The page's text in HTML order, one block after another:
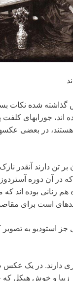
گذاشته شده نکات
­اند، جوراب­های
هستند، در بعضی
تن دارند آنقدر
زنانی بوده ­اند که
است برای
استودیو به تصویر
دارند. در یک
و خوش هیکل که